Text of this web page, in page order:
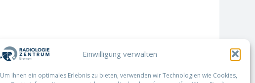
Einwilligung verwalten
Um Ihnen ein optimales Erlebnis zu bieten, verwenden wir Technologien wie Cookies,